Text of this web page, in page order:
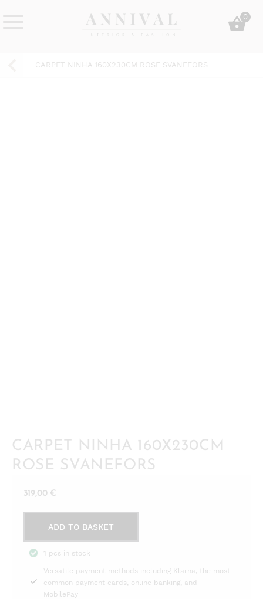
&
0
CARPET NINHA 160X230CM ROSE SVANEFORS
CARPET NINHA 160X230CM
ROSE SVANEFORS
319,00 €
rose
Svanefors
quantity
ADD TO BASKET
1 pcs in stock
Versatile payment methods including Klarna, the most
common payment cards, online banking, and
MobilePay